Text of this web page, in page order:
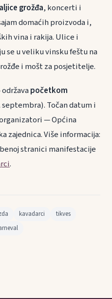
grožđa, koncerti i
domaćih proizvoda i,
vina i rakija. Ulice i
se u veliku vinsku feštu na
i mošt za posjetitelje.
početkom
septembra). Točan datum i
— Općina
zajednica. Više informacija:
stranici manifestacije
.
kavadarci
tikves